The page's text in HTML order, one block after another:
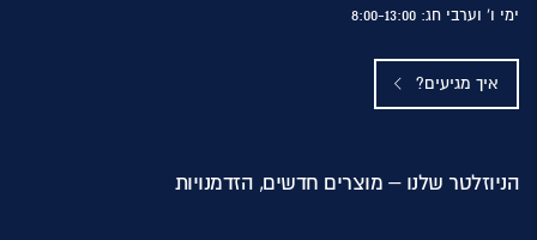
ימי ו’ וערבי חג: 8:00-13:00
איך מגיעים?
הניוזלטר שלנו – מוצרים חדשים, הזדמנויות